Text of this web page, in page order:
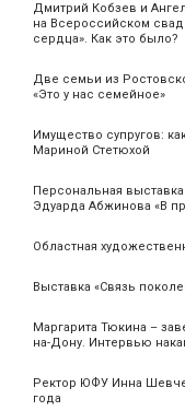
Дмитрий Кобзев и
на Всероссийском
сердца». Как это было?
Две семьи из
«Это у нас семейное»
Имущество супругов:
Мариной Стетюхой
Персональная
Эдуарда Абжинова «В
Областная
Выставка «Связь
Маргарита Тюкина –
на-Дону. Интервью
Ректор ЮФУ Инна
года